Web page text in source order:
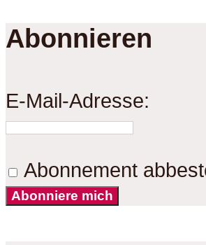
Abonnieren
E-Mail-Adresse:
Abonnement
Abonniere mich